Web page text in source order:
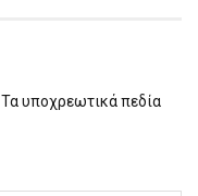
Τα υποχρεωτικά πεδία